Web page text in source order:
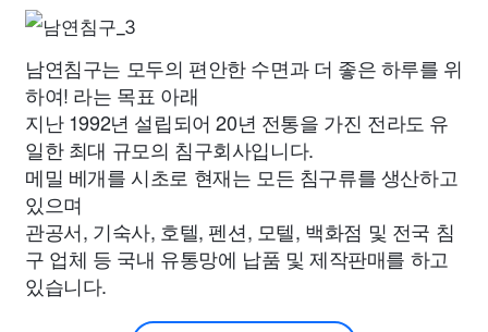
남연침구는 모두의 편안한 수면과 더 좋은 하루를 위
하여! 라는 목표 아래
지난 1992년 설립되어 20년 전통을 가진 전라도 유
일한 최대 규모의 침구회사입니다.
메밀 베개를 시초로 현재는 모든 침구류를 생산하고
있으며
관공서, 기숙사, 호텔, 펜션, 모텔, 백화점 및 전국 침
구 업체 등 국내 유통망에 납품 및 제작판매를 하고
있습니다.